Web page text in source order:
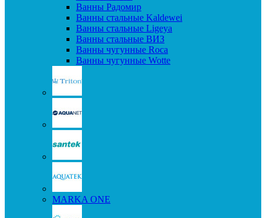
Ванны Радомир
Ванны стальные Kaldewei
Ванны стальные Ligeya
Ванны стальные ВИЗ
Ванны чугунные Roca
Ванны чугунные Wotte
MARKA ONE